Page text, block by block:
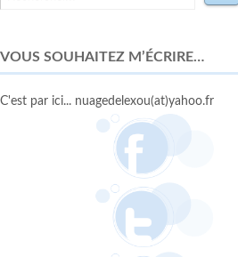
VOUS SOUHAITEZ M’ÉCRIRE…
C'est par ici... nuagedelexou(at)yahoo.fr